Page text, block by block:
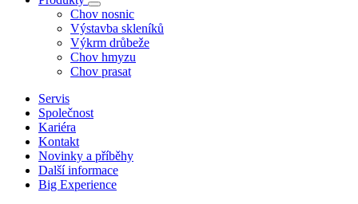
Chov nosnic
Výstavba skleníků
Výkrm drůbeže
Chov hmyzu
Chov prasat
Servis
Společnost
Kariéra
Kontakt
Novinky a příběhy
Další informace
Big Experience